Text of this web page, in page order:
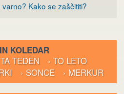
varno? Kako se zaščititi?
KOLEDAR
TEDEN
› TO LETO
› SONCE › MERKUR